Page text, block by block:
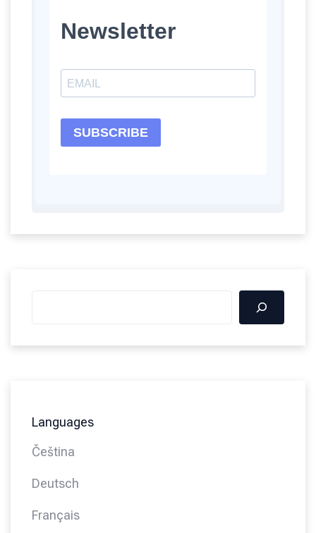
Languages
Čeština
Deutsch
Français